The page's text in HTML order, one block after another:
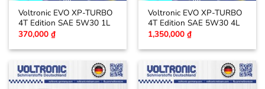
Voltronic EVO XP-TURBO
4T Edition SAE 5W30 1L
370,000₫
Voltronic EVO XP-TURBO
4T Edition SAE 5W30 4L
1,350,000₫